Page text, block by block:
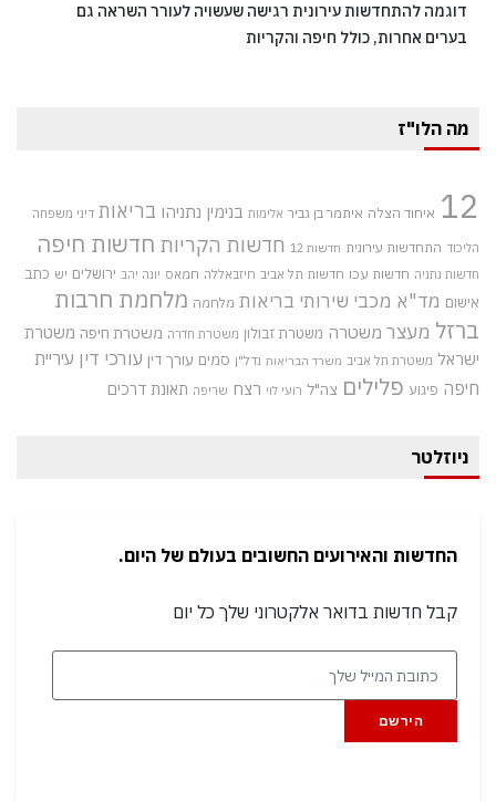
דוגמה להתחדשות עירונית רגישה שעשויה לעורר השראה גם
בערים אחרות, כולל חיפה והקריות
מה הלו"ז
12 איחוד הצלה איתמר בן גביר אלימות בנימין נתניהו בריאות דיני משפחה
הליכוד התחדשות עירונית חדשות 12 חדשות הקריות חדשות חיפה
חדשות נתניה חדשות עכו חדשות תל אביב חיזבאללה חמאס יונה יהב ירושלים יש כתב
אישום מד"א מכבי שירותי בריאות מלחמה מלחמת חרבות
ברזל מעצר משטרה משטרת זבולון משטרת חדרה משטרת חיפה משטרת
ישראל משטרת תל אביב משרד הבריאות נדל"ן סמים עורך דין עורכי דין עיריית
חיפה פיגוע פלילים צה"ל רועי לוי רצח שריפה תאונת דרכים
ניוזלטר
החדשות והאירועים החשובים בעולם של היום.
קבל חדשות בדואר אלקטרוני שלך כל יום
הירשם